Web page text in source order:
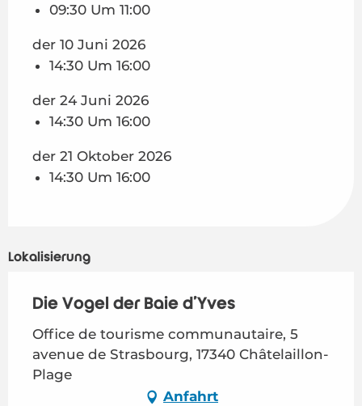
09:30 Um 11:00
der 10 Juni 2026
14:30 Um 16:00
der 24 Juni 2026
14:30 Um 16:00
der 21 Oktober 2026
14:30 Um 16:00
Lokalisierung
Die Vögel der Baie d'Yves
Office de tourisme communautaire, 5
avenue de Strasbourg, 17340 Châtelaillon-
Plage
Anfahrt